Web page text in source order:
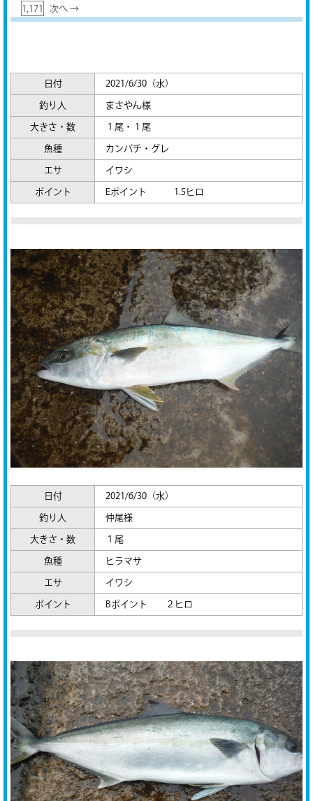
1,171
次へ →
日付 2021/6/30（水）
釣り人 まさやん様
大きさ・数 １尾・１尾
魚種 カンパチ・グレ
エサ イワシ
ポイント Eポイント 1.5ヒロ
日付 2021/6/30（水）
釣り人 仲尾様
大きさ・数 １尾
魚種 ヒラマサ
エサ イワシ
ポイント Bポイント ２ヒロ